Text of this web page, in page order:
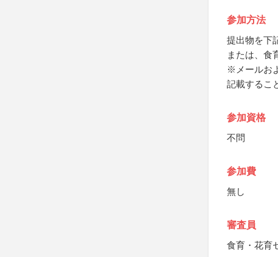
参加方法
提出物を下
または、食
※メールお
記載するこ
参加資格
不問
参加費
無し
審査員
食育・花育